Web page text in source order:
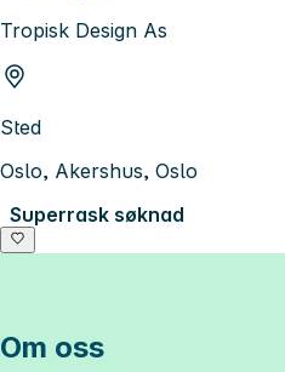
Tropisk Design As
Sted
Oslo, Akershus, Oslo
Superrask søknad
Om oss